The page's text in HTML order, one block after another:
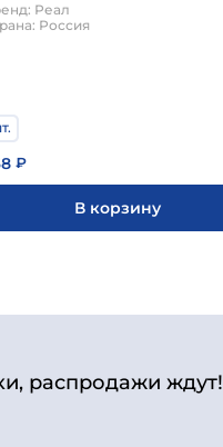
Реал
Россия
₽
В корзину
распродажи ждут!